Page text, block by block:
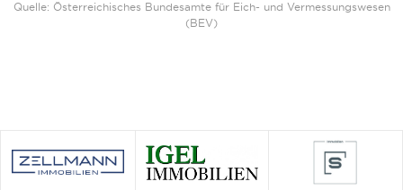
Quelle: Österreichisches Bundesamte für Eich- und Vermessungswesen
(BEV)